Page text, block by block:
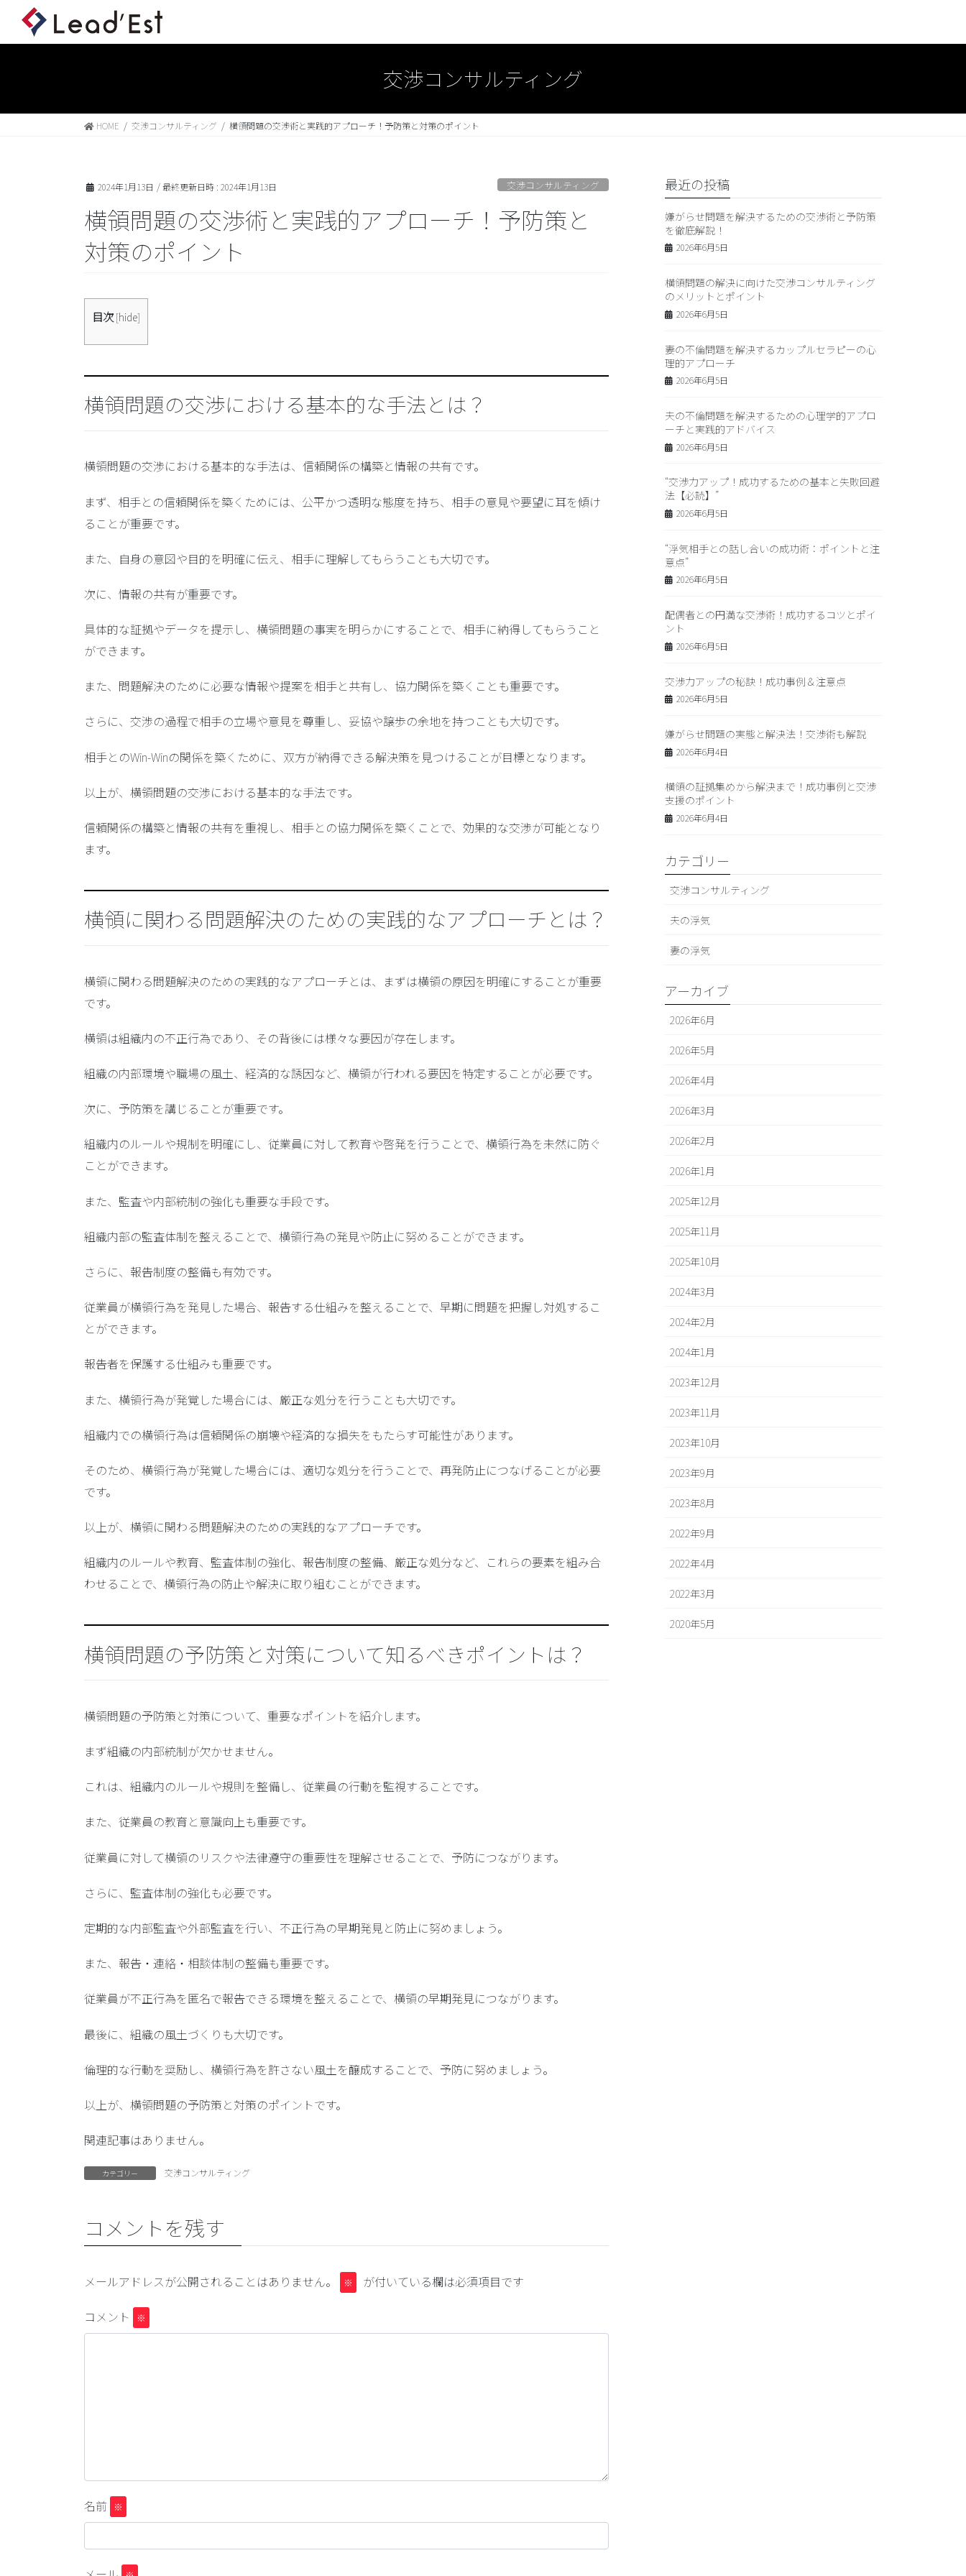
交渉コンサルティング
HOME 交渉コンサルティング 横領問題の交渉術と実践的アプローチ！予防策と対策のポイント
2024年1月13日 / 最終更新日時 : 2024年1月13日 交渉コンサルティング
横領問題の交渉術と実践的アプローチ！予防策と
対策のポイント
目次 [hide]
横領問題の交渉における基本的な手法とは？
横領問題の交渉における基本的な手法は、信頼関係の構築と情報の共有です。
まず、相手との信頼関係を築くためには、公平かつ透明な態度を持ち、相手の意見や要望に耳を傾け
ることが重要です。
また、自身の意図や目的を明確に伝え、相手に理解してもらうことも大切です。
次に、情報の共有が重要です。
具体的な証拠やデータを提示し、横領問題の事実を明らかにすることで、相手に納得してもらうこと
ができます。
また、問題解決のために必要な情報や提案を相手と共有し、協力関係を築くことも重要です。
さらに、交渉の過程で相手の立場や意見を尊重し、妥協や譲歩の余地を持つことも大切です。
相手とのWin-Winの関係を築くために、双方が納得できる解決策を見つけることが目標となります。
以上が、横領問題の交渉における基本的な手法です。
信頼関係の構築と情報の共有を重視し、相手との協力関係を築くことで、効果的な交渉が可能となり
ます。
横領に関わる問題解決のための実践的なアプローチとは？
横領に関わる問題解決のための実践的なアプローチとは、まずは横領の原因を明確にすることが重要
です。
横領は組織内の不正行為であり、その背後には様々な要因が存在します。
組織の内部環境や職場の風土、経済的な誘因など、横領が行われる要因を特定することが必要です。
次に、 予防策を講じることが重要です。
組織内のルールや規制を明確にし、従業員に対して教育や啓発を行うことで、横領行為を未然に防ぐ
ことができます。
また、 監査や内部統制の強化も重要な手段です。
組織内部の監査体制を整えることで、横領行為の発見や防止に努めることができます。
さらに、 報告制度の整備も有効です。
従業員が横領行為を発見した場合、報告する仕組みを整えることで、早期に問題を把握し対処するこ
とができます。
報告者を保護する仕組みも重要です。
また、横領行為が発覚した場合には、 厳正な処分を行う ことも大切です。
組織内での横領行為は信頼関係の崩壊や経済的な損失をもたらす可能性があります。
そのため、横領行為が発覚した場合には、適切な処分を行うことで、再発防止につなげることが必要
です。
以上が、横領に関わる問題解決のための実践的なアプローチです。
組織内のルールや教育、監査体制の強化、報告制度の整備、厳正な処分など、これらの要素を組み合
わせることで、横領行為の防止や解決に取り組むことができます。
横領問題の予防策と対策について知るべきポイントは？
横領問題の予防策と対策について、重要なポイントを紹介します。
まず組織の内部統制が欠かせません。
これは、組織内のルールや規則を整備し、従業員の行動を監視することです。
また、 従業員の教育と意識向上も重要です。
従業員に対して横領のリスクや法律遵守の重要性を理解させることで、予防につながります。
さらに、 監査体制の強化も必要です。
定期的な内部監査や外部監査を行い、不正行為の早期発見と防止に努めましょう。
また、 報告・連絡・相談体制の整備も重要です。
従業員が不正行為を匿名で報告できる環境を整えることで、横領の早期発見につながります。
最後に、 組織の風土づくり も大切です。
倫理的な行動を奨励し、横領行為を許さない風土を醸成することで、予防に努めましょう。
以上が、横領問題の予防策と対策のポイントです。
関連記事はありません。
カテゴリー 交渉コンサルティング
コメントを残す
メールアドレスが公開されることはありません。 ※ が付いている欄は必須項目です
コメント ※
名前 ※
最近の投稿
嫌がらせ問題を解決するための交渉術と予防策
を徹底解説！
2026年6月5日
横領問題の解決に向けた交渉コンサルティング
のメリットとポイント
2026年6月5日
妻の不倫問題を解決するカップルセラピーの心
理的アプローチ
2026年6月5日
夫の不倫問題を解決するための心理学的アプロ
ーチと実践的アドバイス
2026年6月5日
“交渉力アップ！成功するための基本と失敗回避
法【必読】”
2026年6月5日
“浮気相手との話し合いの成功術：ポイントと注
意点”
2026年6月5日
配偶者との円満な交渉術！成功するコツとポイ
ント
2026年6月5日
交渉力アップの秘訣！成功事例＆注意点
2026年6月5日
嫌がらせ問題の実態と解決法！交渉術も解説
2026年6月4日
横領の証拠集めから解決まで！成功事例と交渉
支援のポイント
2026年6月4日
カテゴリー
交渉コンサルティング
夫の浮気
妻の浮気
アーカイブ
2026年6月
2026年5月
2026年4月
2026年3月
2026年2月
2026年1月
2025年12月
2025年11月
2025年10月
2024年3月
2024年2月
2024年1月
2023年12月
2023年11月
2023年10月
2023年9月
2023年8月
2022年9月
2022年4月
2022年3月
2020年5月